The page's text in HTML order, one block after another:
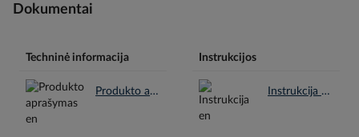
Dokumentai
Techninė informacija
Produkto aprašymas en.pdf
Instrukcijos
Instrukcija en.pdf